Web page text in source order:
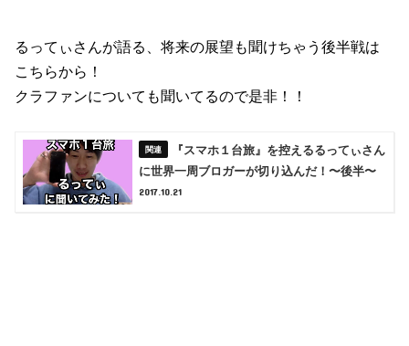
るってぃさんが語る、将来の展望も聞けちゃう後半戦は
こちらから！
クラファンについても聞いてるので是非！！
『スマホ１台旅』を控えるるってぃさん
に世界一周ブロガーが切り込んだ！〜後半〜
2017.10.21